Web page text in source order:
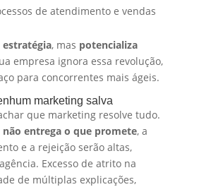
de atendimento e vendas
, mas potencializa
empresa ignora essa revolução,
para concorrentes mais ágeis.
marketing salva
que marketing resolve tudo.
entrega o que promete, a
e a rejeição serão altas,
Excesso de atrito na
de múltiplas explicações,